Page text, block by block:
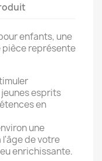
enfants, une
représente
esprits
en
une
de votre
enrichissante.